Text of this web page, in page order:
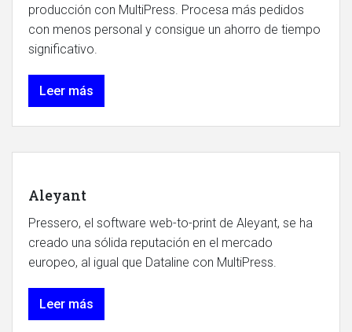
producción con MultiPress. Procesa más pedidos
con menos personal y consigue un ahorro de tiempo
significativo.
Leer más
Aleyant
Pressero, el software web-to-print de Aleyant, se ha
creado una sólida reputación en el mercado
europeo, al igual que Dataline con MultiPress.
Leer más